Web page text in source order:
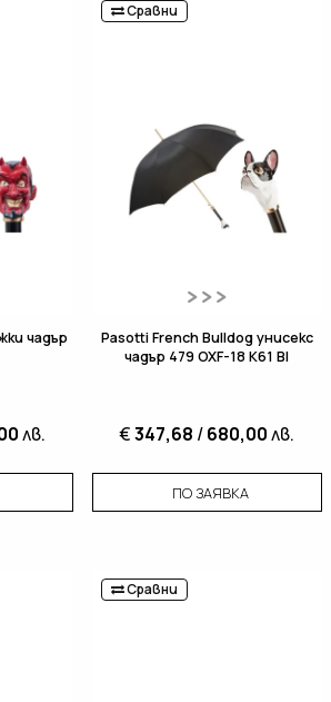
чадър
лв.
Сравни
Pasotti French Bulldog унисекс
чадър 479 OXF-18 K61 BI
€347,68 /680,00лв.
ПО ЗАЯВКА
Сравни